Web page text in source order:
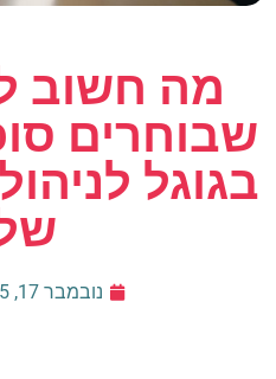
מה חשוב
שבוחרים
בגוגל
נובמבר 17, 2025